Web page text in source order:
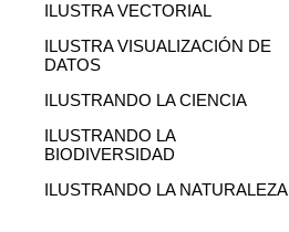
ILUSTRA VECTORIAL
ILUSTRA VISUALIZACIÓN DE
DATOS
ILUSTRANDO LA CIENCIA
ILUSTRANDO LA
BIODIVERSIDAD
ILUSTRANDO LA NATURALEZA